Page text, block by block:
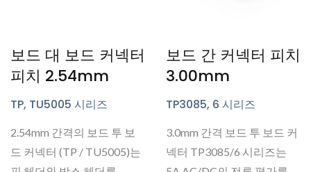
보드 대 보드 커넥터
피치 2.54mm
TP, TU5005 시리즈
2.54mm 간격의 보드 투 보
드 커넥터 (TP / TU5005)는
보드 간 커넥터 피치
3.00mm
TP3085, 6 시리즈
3.0mm 간격 보드 투 보드 커
넥터 TP3085/6 시리즈는